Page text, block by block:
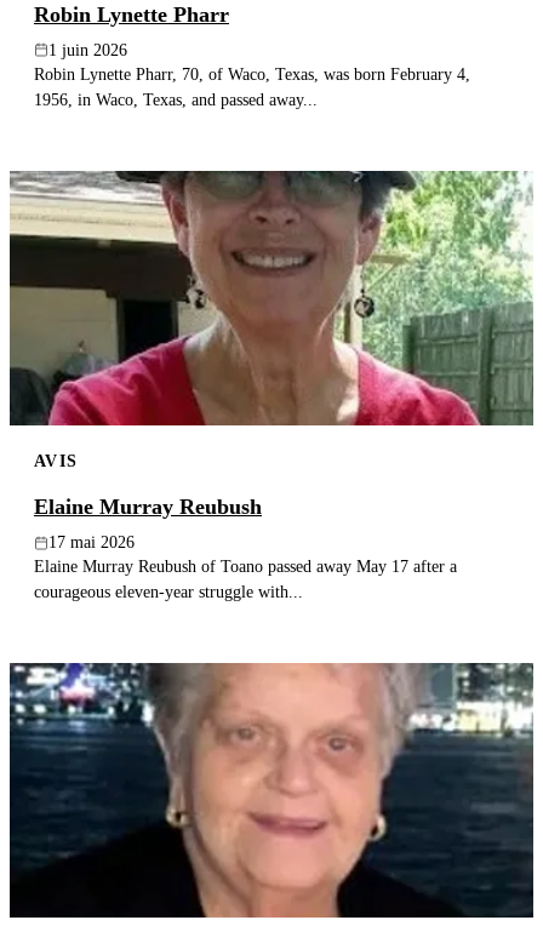
Robin Lynette Pharr
1 juin 2026
Robin Lynette Pharr, 70, of Waco, Texas, was born February 4,
1956, in Waco, Texas, and passed away...
AVIS
Elaine Murray Reubush
17 mai 2026
Elaine Murray Reubush of Toano passed away May 17 after a
courageous eleven-year struggle with...